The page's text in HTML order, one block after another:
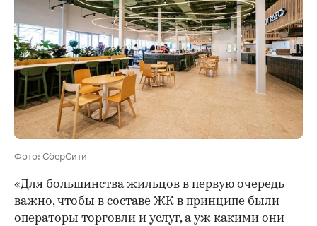
Фото: СберСити
«Для большинства жильцов в первую очередь
важно, чтобы в составе ЖК в принципе были
операторы торговли и услуг, а уж какими они